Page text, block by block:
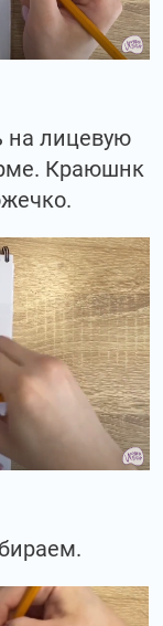
на лицевую
Краюшнк